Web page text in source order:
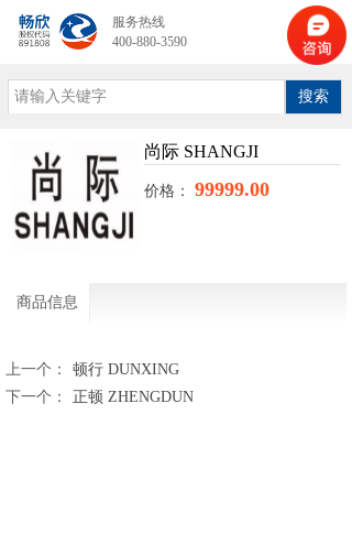
搜索
尚际 SHANGJI
价格： 99999.00
商品信息
上一个：
顿行 DUNXING
下一个：
正顿 ZHENGDUN
服务热线
400-880-3590